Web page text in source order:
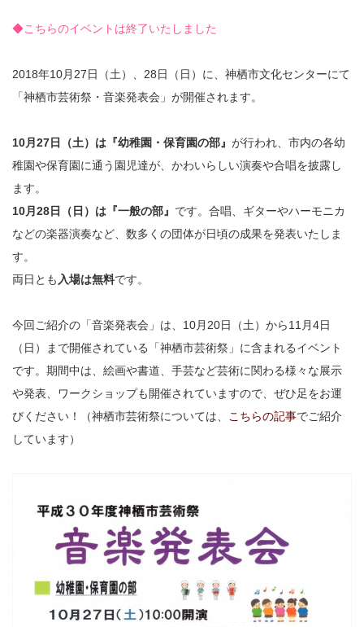
◆こちらのイベントは終了いたしました
2018年10月27日（土）、28日（日）に、神栖市文化センターにて
「神栖市芸術祭・音楽発表会」が開催されます。
10月27日（土）は『幼稚園・保育園の部』 が行われ、市内の各幼
稚園や保育園に通う園児達が、かわいらしい演奏や合唱を披露し
ます。
10月28日（日）は『一般の部』 です。合唱、ギターやハーモニカ
などの楽器演奏など、数多くの団体が日頃の成果を発表いたしま
す。
両日とも入場は無料です。
今回ご紹介の「音楽発表会」は、10月20日（土）から11月4日
（日）まで開催されている「神栖市芸術祭」に含まれるイベント
です。期間中は、絵画や書道、手芸など芸術に関わる様々な展示
や発表、ワークショップも開催されていますので、ぜひ足をお運
びください！（神栖市芸術祭については、 こちらの記事でご紹介
しています）